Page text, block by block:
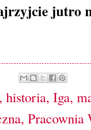
jutro
, historia, Iga,
, Pracownia